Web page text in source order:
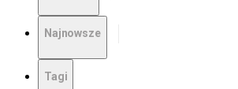
Najnowsze
Tagi